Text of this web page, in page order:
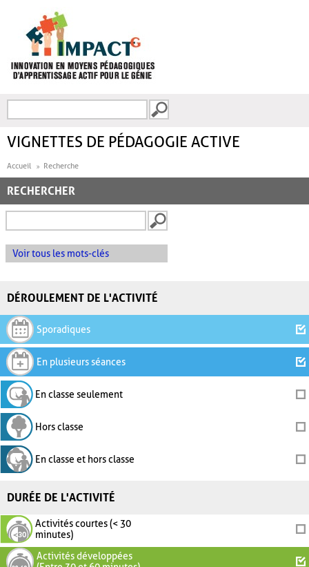
FORMULAIRE DE
VIGNETTES DE PÉDAGOGIE ACTIVE
Accueil Recherche
RECHERCHER
Voir tous les mots-clés
DÉROULEMENT DE L'ACTIVITÉ
Sporadiques
En plusieurs séances
En classe seulement
Hors classe
En classe et hors classe
DURÉE DE L'ACTIVITÉ
Activités courtes (< 30
minutes)
Activités développées